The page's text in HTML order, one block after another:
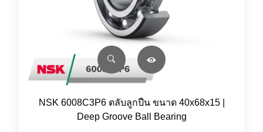
NSK 6008C3P6 ตลับลูกปืน ขนาด 40x68x15 |
Deep Groove Ball Bearing